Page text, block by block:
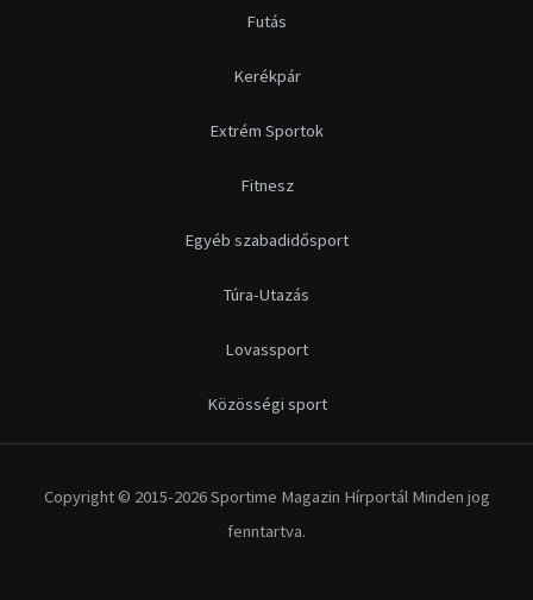
Futás
Kerékpár
Extrém Sportok
Fitnesz
Egyéb szabadidősport
Túra-Utazás
Lovassport
Közösségi sport
Copyright © 2015-2026 Sportime Magazin Hírportál Minden jog
fenntartva.